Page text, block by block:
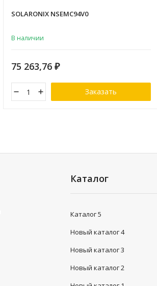
SOLARONIX NSEMC94V0
В наличии
75 263,76 ₽
Заказать
Каталог
Каталог 5
Новый каталог 4
Новый каталог 3
Новый каталог 2